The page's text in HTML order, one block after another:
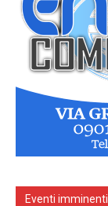
Eventi imminenti